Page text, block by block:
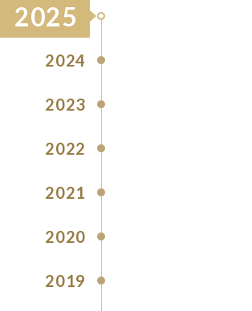
2025
2024
2023
2022
2021
2020
2019